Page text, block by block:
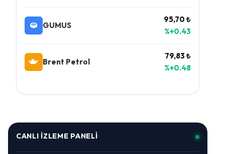
GUMUS
95,70 ₺
%+0.43
Brent Petrol
79,83 ₺
%+0.48
CANLI İZLEME PANELI